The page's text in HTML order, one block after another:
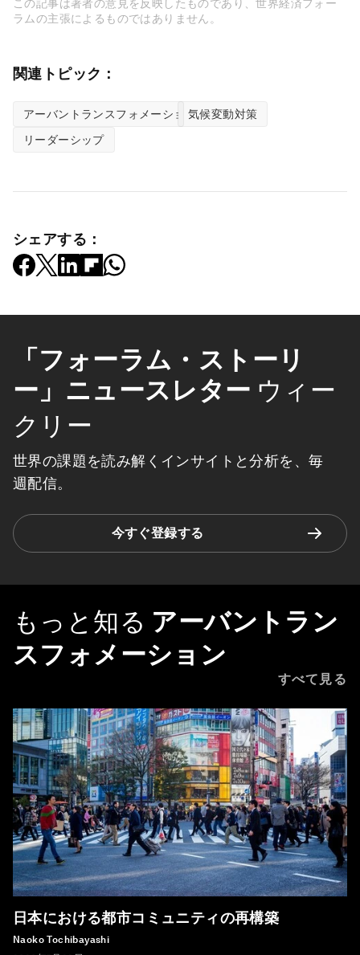
この記事は著者の意見を反映したものであり、世界経済フォー
ラムの主張によるものではありません。
関連トピック：
アーバントランスフォメーション気候変動対策
リーダーシップ
シェアする：
「フォーラム・ストーリ
ー」ニュースレター ウィー
クリー
世界の課題を読み解くインサイトと分析を、毎
週配信。
今すぐ登録する
もっと知る アーバントラン
スフォメーション
すべて見る
日本における都市コミュニティの再構築
Naoko Tochibayashi